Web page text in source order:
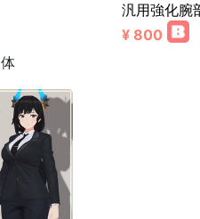
体
汎用強化腕
¥ 800